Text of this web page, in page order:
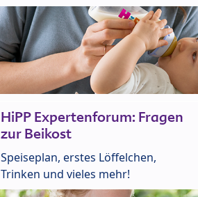
HiPP Expertenforum: Fragen
zur Beikost
Speiseplan, erstes Löffelchen,
Trinken und vieles mehr!